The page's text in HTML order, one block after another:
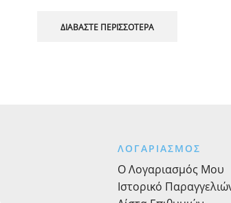
ΔΙΑΒΆΣΤΕ ΠΕΡΙΣΣΌΤΕΡΑ
ΛΟΓΑΡΙΑΣΜΟΣ
Ο Λογαριασμός Μου
Ιστορικό